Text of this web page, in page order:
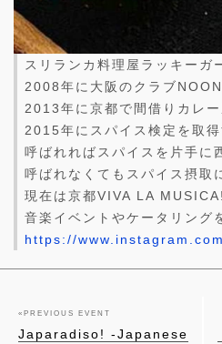
スリランカ料理屋ラッキーガ
2008年に大阪のクラブ
2013年に京都で間借りカレ
2015年にスパイス検定を取得
呼ばれればスパイスを片手に
呼ばれなくてもスパイス摂取
現在は京都VIVA LA
音楽イベントやケータリング
https://
« PREVIOUS EVENT
Japaradiso! -Japanese